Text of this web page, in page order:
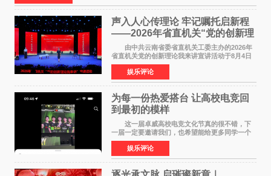
声入人心传理论 牢记嘱托启新程
——2026年省直机关“党的创新理
论我来讲”宣讲活动圆满落幕
由中共云南省委省直机关工委主办的2026年
省直机关党的创新理论我来讲宣讲活动于8月4日
至5日在昆明举办。活动以 "牢记嘱托 感恩奋进
开创云南发展新局面 "为主题，坚持以新时代中国
特色社会主义
娱乐评论
为每一份热爱搭台 让高校电竞回
到最初的模样
这一届卓威高校电竞文化节真的很不错，下
一届一定要邀请我们，也希望能给更多同学一个
来到现场的机会。 2026卓威高校电竞文化节
已经落下帷幕，在活动结束后，仍有不少高校电
竞社负责人和现
娱乐评论